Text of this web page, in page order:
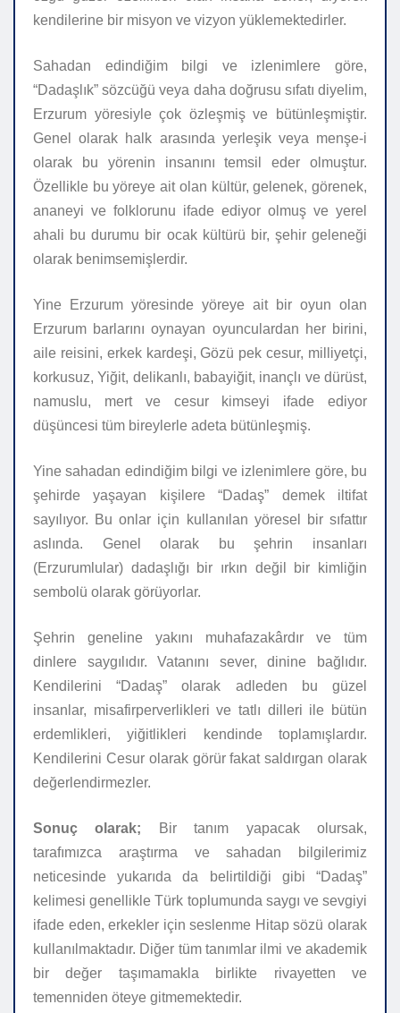
kendilerine bir misyon ve vizyon yüklemektedirler.
Sahadan edindiğim bilgi ve izlenimlere göre,
“Dadaşlık” sözcüğü veya daha doğrusu sıfatı diyelim,
Erzurum yöresiyle çok özleşmiş ve bütünleşmiştir.
Genel olarak halk arasında yerleşik veya menşe-i
olarak bu yörenin insanını temsil eder olmuştur.
Özellikle bu yöreye ait olan kültür, gelenek, görenek,
ananeyi ve folklorunu ifade ediyor olmuş ve yerel
ahali bu durumu bir ocak kültürü bir, şehir geleneği
olarak benimsemişlerdir.
Yine Erzurum yöresinde yöreye ait bir oyun olan
Erzurum barlarını oynayan oyunculardan her birini,
aile reisini, erkek kardeşi, Gözü pek cesur, milliyetçi,
korkusuz, Yiğit, delikanlı, babayiğit, inançlı ve dürüst,
namuslu, mert ve cesur kimseyi ifade ediyor
düşüncesi tüm bireylerle adeta bütünleşmiş.
Yine sahadan edindiğim bilgi ve izlenimlere göre, bu
şehirde yaşayan kişilere “Dadaş” demek iltifat
sayılıyor. Bu onlar için kullanılan yöresel bir sıfattır
aslında. Genel olarak bu şehrin insanları
(Erzurumlular) dadaşlığı bir ırkın değil bir kimliğin
sembolü olarak görüyorlar.
Şehrin geneline yakını muhafazakârdır ve tüm
dinlere saygılıdır. Vatanını sever, dinine bağlıdır.
Kendilerini “Dadaş” olarak adleden bu güzel
insanlar, misafirperverlikleri ve tatlı dilleri ile bütün
erdemlikleri, yiğitlikleri kendinde toplamışlardır.
Kendilerini Cesur olarak görür fakat saldırgan olarak
değerlendirmezler.
Sonuç olarak; Bir tanım yapacak olursak,
tarafımızca araştırma ve sahadan bilgilerimiz
neticesinde yukarıda da belirtildiği gibi “Dadaş”
kelimesi genellikle Türk toplumunda saygı ve sevgiyi
ifade eden, erkekler için seslenme Hitap sözü olarak
kullanılmaktadır. Diğer tüm tanımlar ilmi ve akademik
bir değer taşımamakla birlikte rivayetten ve
temenniden öteye gitmemektedir.